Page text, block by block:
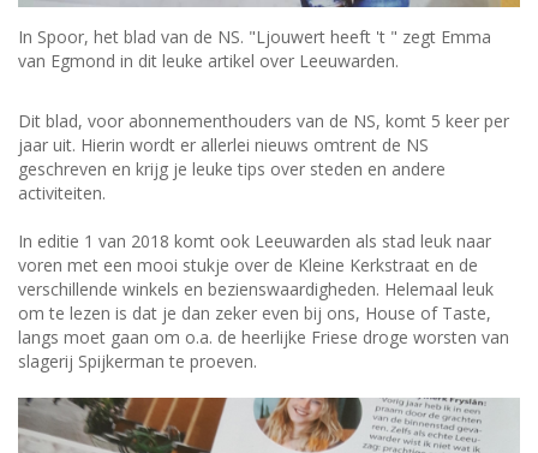
In Spoor, het blad van de NS. "Ljouwert heeft 't " zegt Emma
van Egmond in dit leuke artikel over Leeuwarden.
Dit blad, voor abonnementhouders van de NS, komt 5 keer per
jaar uit. Hierin wordt er allerlei nieuws omtrent de NS
geschreven en krijg je leuke tips over steden en andere
activiteiten.
In editie 1 van 2018 komt ook Leeuwarden als stad leuk naar
voren met een mooi stukje over de Kleine Kerkstraat en de
verschillende winkels en bezienswaardigheden. Helemaal leuk
om te lezen is dat je dan zeker even bij ons, House of Taste,
langs moet gaan om o.a. de heerlijke Friese droge worsten van
slagerij Spijkerman te proeven.